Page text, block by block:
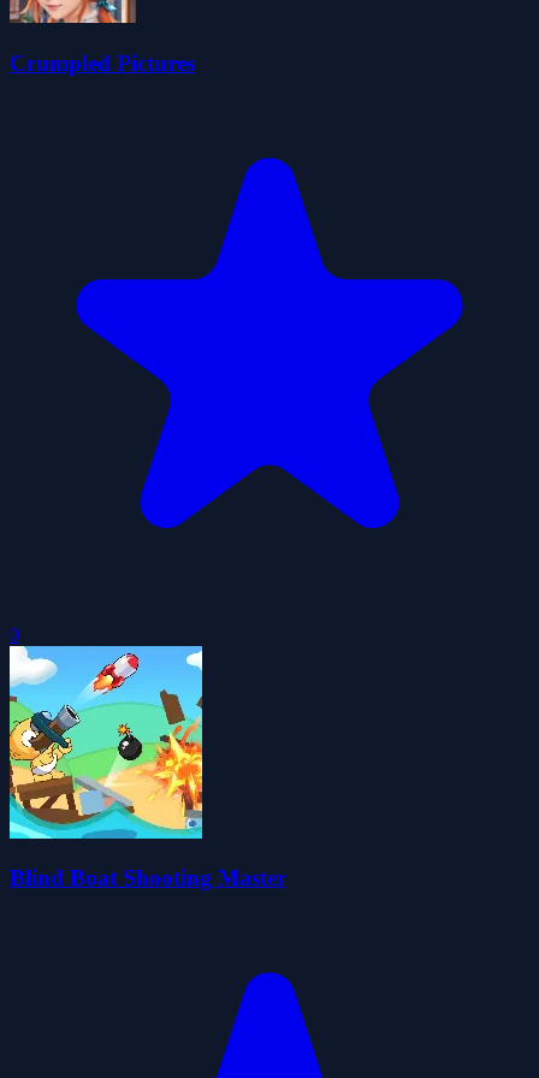
Crumpled Pictures
0
Blind Boat Shooting Master